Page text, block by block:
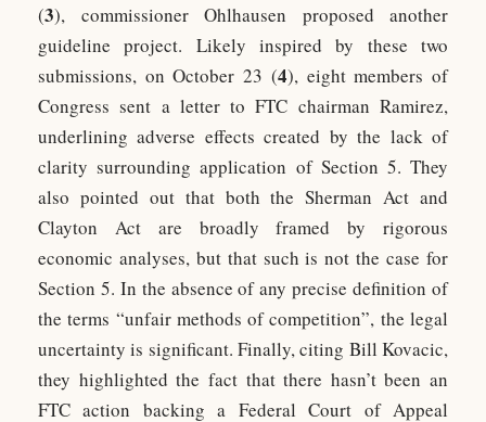
(3), commissioner Ohlhausen proposed another
guideline project. Likely inspired by these two
submissions, on October 23 (4), eight members of
Congress sent a letter to FTC chairman Ramirez,
underlining adverse effects created by the lack of
clarity surrounding application of Section 5. They
also pointed out that both the Sherman Act and
Clayton Act are broadly framed by rigorous
economic analyses, but that such is not the case for
Section 5. In the absence of any precise definition of
the terms “unfair methods of competition”, the legal
uncertainty is significant. Finally, citing Bill Kovacic,
they highlighted the fact that there hasn’t been an
FTC action backing a Federal Court of Appeal